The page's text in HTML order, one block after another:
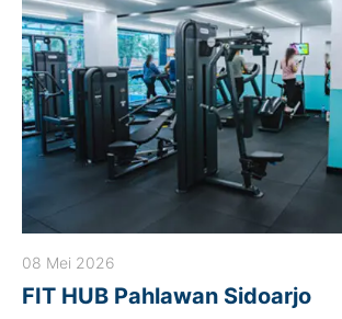
08 Mei 2026
FIT HUB Pahlawan Sidoarjo